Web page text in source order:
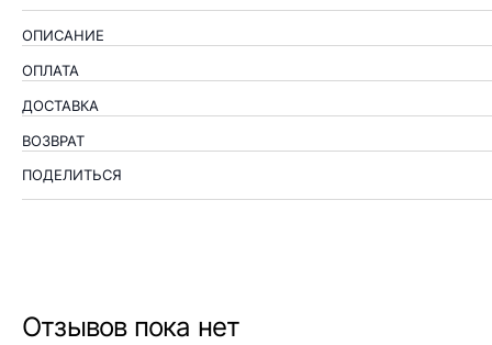
ОПИСАНИЕ
ОПЛАТА
ДОСТАВКА
ВОЗВРАТ
ПОДЕЛИТЬСЯ
Отзывов пока нет